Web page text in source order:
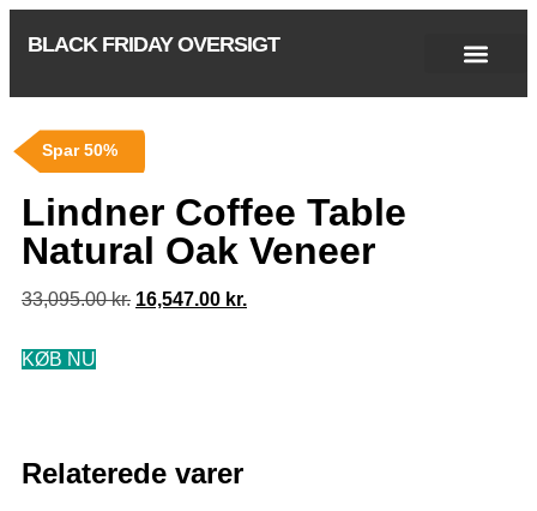
BLACK FRIDAY OVERSIGT
Spar 50%
Lindner Coffee Table
Natural Oak Veneer
33,095.00kr. 16,547.00 kr.
KØB NU
Relaterede varer